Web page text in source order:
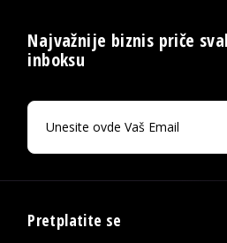
Najvažnije biznis priče
inboksu
Pretplatite se